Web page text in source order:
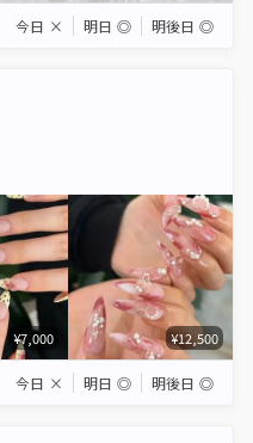
今日 × 明日 ◎ 明後日 ◎
¥7,000 ¥12,500
今日 × 明日 ◎ 明後日 ◎